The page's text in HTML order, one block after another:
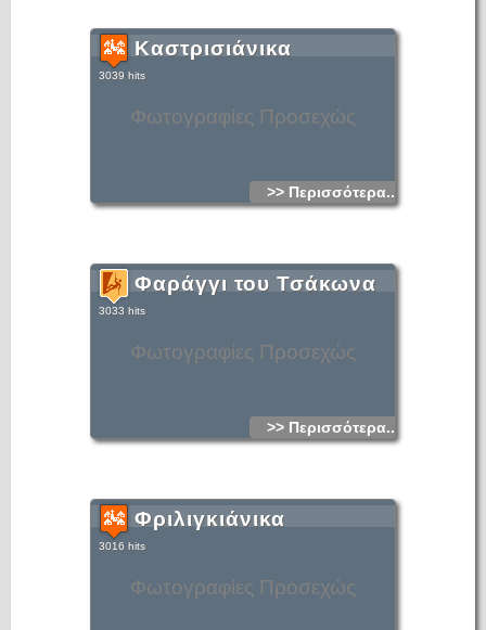
Φωτογραφίες Προσεχώς
Καστρισιάνικα
3039 hits
>> Περισσότερα...
Φωτογραφίες Προσεχώς
Φαράγγι του Τσάκωνα
3033 hits
>> Περισσότερα...
Φωτογραφίες Προσεχώς
Φριλιγκιάνικα
3016 hits